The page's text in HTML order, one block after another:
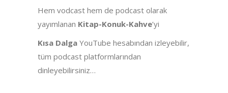
Hem vodcast hem de podcast olarak
yayımlanan Kitap-Konuk-Kahve’yi
Kısa Dalga YouTube hesabından izleyebilir,
tüm podcast platformlarından
dinleyebilirsiniz…